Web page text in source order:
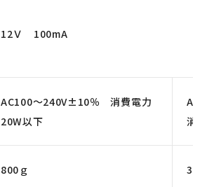
12Ｖ 100mA
AC100〜240V±10％ 消費電力
20W以下
消
800ｇ 360